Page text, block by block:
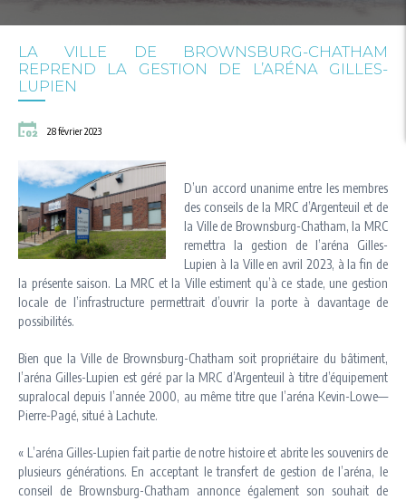
LA VILLE DE BROWNSBURG-CHATHAM
REPREND LA GESTION DE L’ARÉNA GILLES-
LUPIEN
28 février 2023
D’un accord unanime entre les membres
des conseils de la MRC d’Argenteuil et de
la Ville de Brownsburg-Chatham, la MRC
remettra la gestion de l’aréna Gilles-
Lupien à la Ville en avril 2023, à la fin de
la présente saison. La MRC et la Ville estiment qu’à ce stade, une gestion
locale de l’infrastructure permettrait d’ouvrir la porte à davantage de
possibilités.
Bien que la Ville de Brownsburg-Chatham soit propriétaire du bâtiment,
l’aréna Gilles-Lupien est géré par la MRC d’Argenteuil à titre d’équipement
supralocal depuis l’année 2000, au même titre que l’aréna Kevin-Lowe—
Pierre-Pagé, situé à Lachute.
« L’aréna Gilles-Lupien fait partie de notre histoire et abrite les souvenirs de
plusieurs générations. En acceptant le transfert de gestion de l’aréna, le
conseil de Brownsburg-Chatham annonce également son souhait de